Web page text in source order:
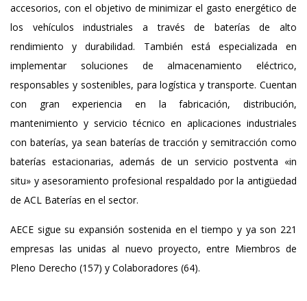
accesorios, con el objetivo de minimizar el gasto energético de
los vehículos industriales a través de baterías de alto
rendimiento y durabilidad. También está especializada en
implementar soluciones de almacenamiento eléctrico,
responsables y sostenibles, para logística y transporte. Cuentan
con gran experiencia en la fabricación, distribución,
mantenimiento y servicio técnico en aplicaciones industriales
con baterías, ya sean baterías de tracción y semitracción como
baterías estacionarias, además de un servicio postventa «in
situ» y asesoramiento profesional respaldado por la antigüedad
de ACL Baterías en el sector.
AECE sigue su expansión sostenida en el tiempo y ya son 221
empresas las unidas al nuevo proyecto, entre Miembros de
Pleno Derecho (157) y Colaboradores (64).